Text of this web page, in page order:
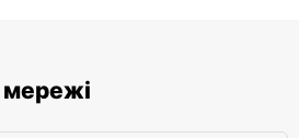
мережі